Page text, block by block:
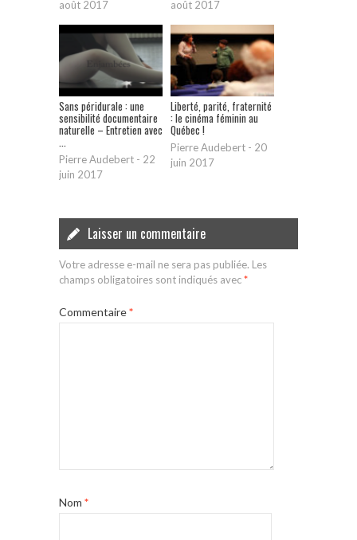
août 2017
août 2017
Sans péridurale : une
sensibilité documentaire
naturelle – Entretien avec
...
Pierre Audebert - 22
juin 2017
Liberté, parité, fraternité
: le cinéma féminin au
Québec !
Pierre Audebert - 20
juin 2017
Laisser un commentaire
Votre adresse e-mail ne sera pas publiée. Les
champs obligatoires sont indiqués avec*
Commentaire*
Nom *